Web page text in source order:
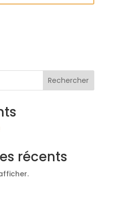
Rechercher
récents